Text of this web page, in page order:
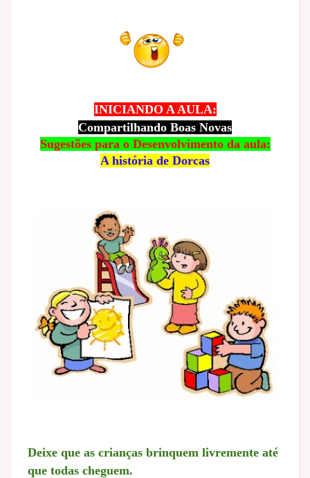
INICIANDO A AULA:
Compartilhando Boas Novas
Sugestões para o Desenvolvimento da aula:
A história de Dorcas
Deixe que as crianças brinquem livremente até
que todas cheguem.